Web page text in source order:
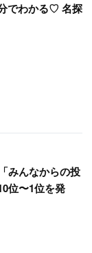
でわかる♡ 名探
みんなからの投
位〜1位を発